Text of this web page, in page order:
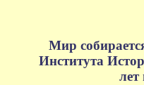
Мир
Института
лет